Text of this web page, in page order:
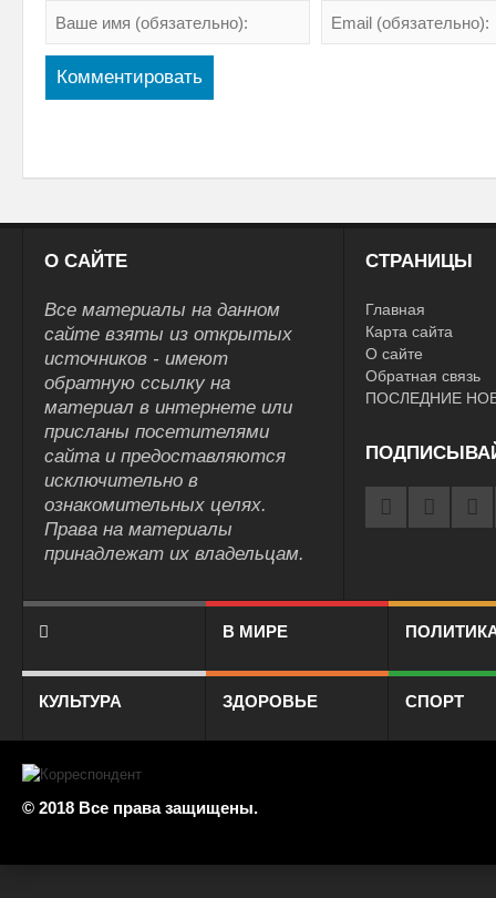
О САЙТЕ
Все материалы на данном
сайте взяты из открытых
источников - имеют
обратную ссылку на
материал в интернете или
присланы посетителями
сайта и предоставляются
исключительно в
ознакомительных целях.
Права на материалы
принадлежат их владельцам.
СТРАНИЦЫ
Главная
Карта сайта
О сайте
Обратная связь
ПОСЛЕДНИЕ
В МИРЕ
КУЛЬТУРА ЗДОРОВЬЕ СПОРТ
© 2018 Все права защищены.